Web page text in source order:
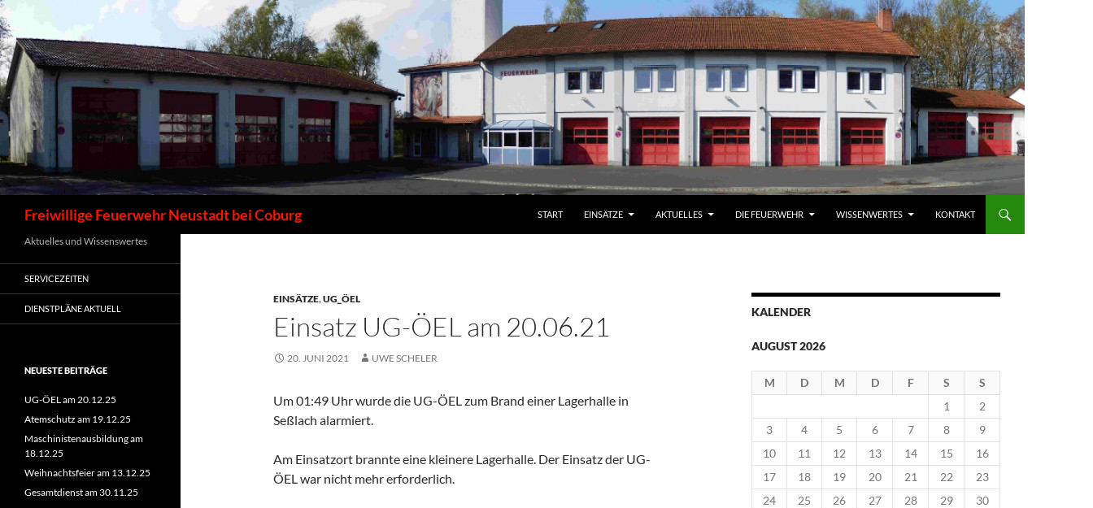
Zum
Inhalt
springen
Freiwillige Feuerwehr Neustadt bei Coburg START EINSÄTZE AKTUELLES DIE FEUERWEHR WISSENWERTES KONTAKT
EINSÄTZE,UG_ÖEL
Einsatz UG-ÖEL am 20.06.21
20. JUNI 2021 UWE SCHELER
Um 01:49 Uhr wurde die UG-ÖEL zum Brand einer Lagerhalle in
Seßlach alarmiert.
Am Einsatzort brannte eine kleinere Lagerhalle. Der Einsatz der UG-
ÖEL war nicht mehr erforderlich.
KALENDER
AUGUST 2026
M D M D F S S
1
2
3
4 5 6 7 8
9
10
11 12 13 14 15
16
17
18 19 20 21 22
23
24
25 26 27 28 29
30
Aktuelles und Wissenswertes
SERVICEZEITEN
DIENSTPLÄNE AKTUELL
NEUESTE BEITRÄGE
UG-ÖEL am 20.12.25
Atemschutz am 19.12.25
Maschinistenausbildung am
18.12.25
Weihnachtsfeier am 13.12.25
Gesamtdienst am 30.11.25